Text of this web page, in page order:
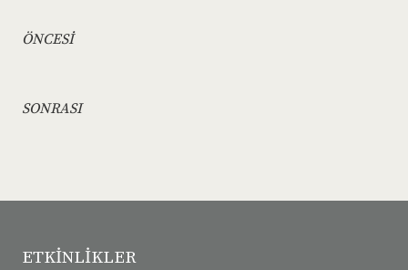
ÖNCESİ
SONRASI
ETKİNLİKLER